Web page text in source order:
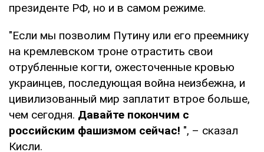
президенте РФ, но и в самом режиме.
"Если мы позволим Путину или его преемнику
на кремлевском троне отрастить свои
отрубленные когти, ожесточенные кровью
украинцев, последующая война неизбежна, и
цивилизованный мир заплатит втрое больше,
чем сегодня. Давайте покончим с
российским фашизмом сейчас! ", – сказал
Кисли.